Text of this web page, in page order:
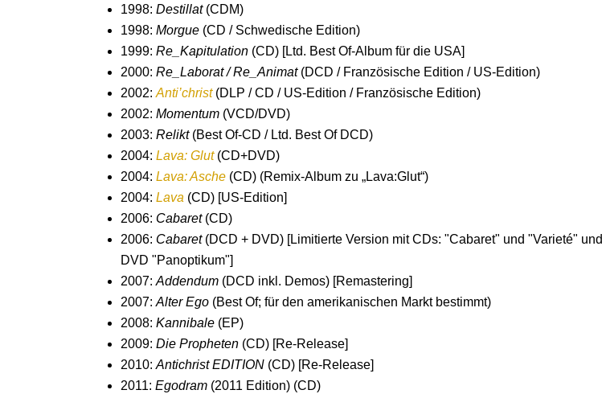
1998:Destillat(CDM)
1998:Morgue (CD / Schwedische Edition)
1999:Re_Kapitulation (CD) [Ltd. Best Of-Album für die USA]
2000:Re_Laborat / Re_Animat(DCD / Französische Edition / US-Edition)
2002:Anti’christ(DLP / CD / US-Edition / Französische Edition)
2002:Momentum (VCD/DVD)
2003:Relikt(Best Of-CD / Ltd. Best Of DCD)
2004:Lava: Glut(CD+DVD)
2004:Lava: Asche (CD) (Remix-Album zu „Lava:Glut“)
2004:Lava (CD) [US-Edition]
2006: Cabaret(CD)
2006: Cabaret(DCD + DVD) [Limitierte Version mit CDs: "Cabaret" und "Varieté" und
DVD "Panoptikum"]
2007:Addendum (DCD inkl. Demos) [Remastering]
2007:Alter Ego (Best Of; für den amerikanischen Markt bestimmt)
2008:Kannibale (EP)
2009:Die Propheten (CD) [Re-Release]
2010:Antichrist EDITION (CD) [Re-Release]
2011:Egodram (2011 Edition) (CD)